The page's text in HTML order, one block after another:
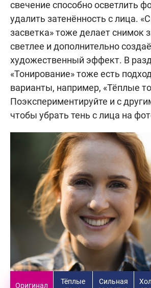
свечение способно осветлить
удалить затенённость с лица.
засветка» тоже делает снимок
светлее и дополнительно
художественный эффект. В
«Тонирование» тоже есть
варианты, например, «Тёплые
Поэкспериментируйте и с
чтобы убрать тень с лица на
Оригинал
Тёплые
Сильная